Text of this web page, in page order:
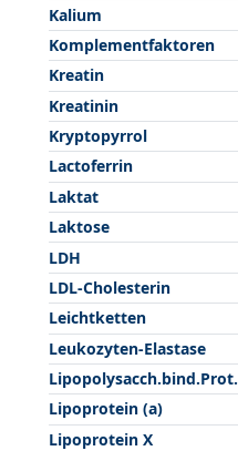
Kalium
Komplementfaktoren
Kreatin
Kreatinin
Kryptopyrrol
Lactoferrin
Laktat
Laktose
LDH
LDL-Cholesterin
Leichtketten
Leukozyten-Elastase
Lipopolysacch.bind.Prot.
Lipoprotein (a)
Lipoprotein X